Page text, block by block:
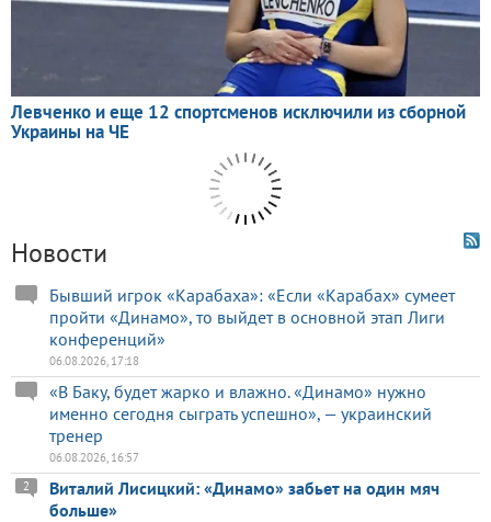
Новости
Бывший игрок «Карабаха»: «Если «Карабах» сумеет
пройти «Динамо», то выйдет в основной этап Лиги
конференций»
06.08.2026, 17:18
«В Баку, будет жарко и влажно. «Динамо» нужно
именно сегодня сыграть успешно», — украинский
тренер
06.08.2026, 16:57
Виталий Лисицкий: «Динамо» забьет на один мяч
больше»
2